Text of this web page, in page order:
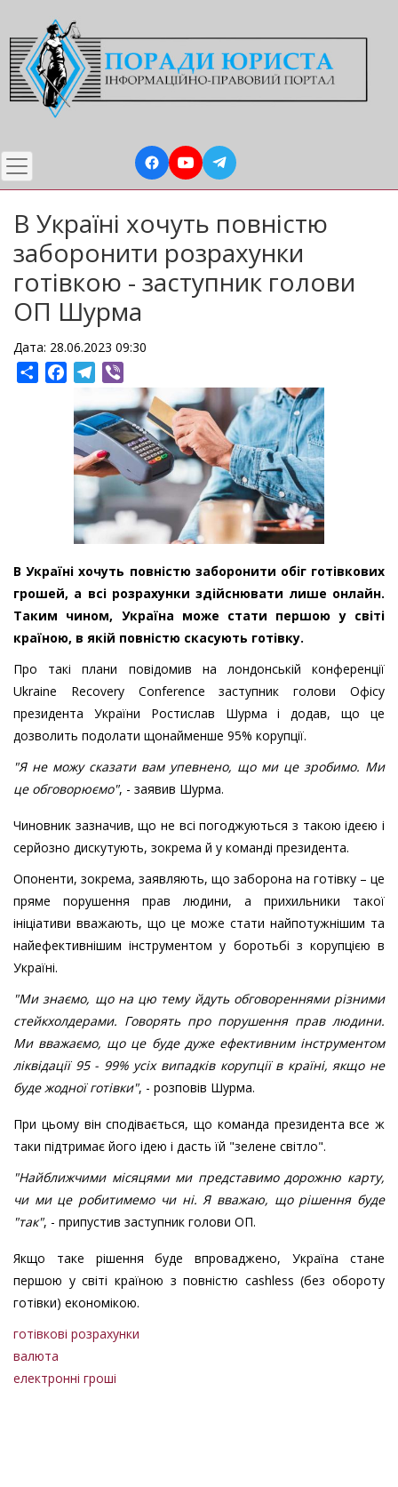
до
основного
вмісту
В Україні хочуть повністю
заборонити розрахунки
готівкою - заступник голови
ОП Шурма
Дата: 28.06.2023 09:30
ShareFacebookTelegram
В Україні хочуть повністю заборонити обіг готівкових
грошей, а всі розрахунки здійснювати лише онлайн.
Таким чином, Україна може стати першою у світі
країною, в якій повністю скасують готівку.
Про такі плани повідомив на лондонській конференції
Ukraine Recovery Conference заступник голови Офісу
президента України Ростислав Шурма і додав, що це
дозволить подолати щонайменше 95% корупції.
"Я не можу сказати вам упевнено, що ми це зробимо. Ми
це обговорюємо", - заявив Шурма.
Чиновник зазначив, що не всі погоджуються з такою ідеєю і
серйозно дискутують, зокрема й у команді президента.
Опоненти, зокрема, заявляють, що заборона на готівку – це
пряме порушення прав людини, а прихильники такої
ініціативи вважають, що це може стати найпотужнішим та
найефективнішим інструментом у боротьбі з корупцією в
Україні.
"Ми знаємо, що на цю тему йдуть обговореннями різними
стейкхолдерами. Говорять про порушення прав людини.
Ми вважаємо, що це буде дуже ефективним інструментом
ліквідації 95 - 99% усіх випадків корупції в країні, якщо не
буде жодної готівки", - розповів Шурма.
При цьому він сподівається, що команда президента все ж
таки підтримає його ідею і дасть їй "зелене світло".
"Найближчими місяцями ми представимо дорожню карту,
чи ми це робитимемо чи ні. Я вважаю, що рішення буде
"так", - припустив заступник голови ОП.
Якщо таке рішення буде впроваджено, Україна стане
першою у світі країною з повністю cashless (без обороту
готівки) економікою.
готівкові розрахунки
валюта
електронні гроші